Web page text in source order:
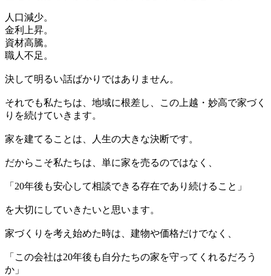
人口減少。
金利上昇。
資材高騰。
職人不足。
決して明るい話ばかりではありません。
それでも私たちは、地域に根差し、この上越・妙高で家づく
りを続けていきます。
家を建てることは、人生の大きな決断です。
だからこそ私たちは、単に家を売るのではなく、
「20年後も安心して相談できる存在であり続けること」
を大切にしていきたいと思います。
家づくりを考え始めた時は、建物や価格だけでなく、
「この会社は20年後も自分たちの家を守ってくれるだろう
か」